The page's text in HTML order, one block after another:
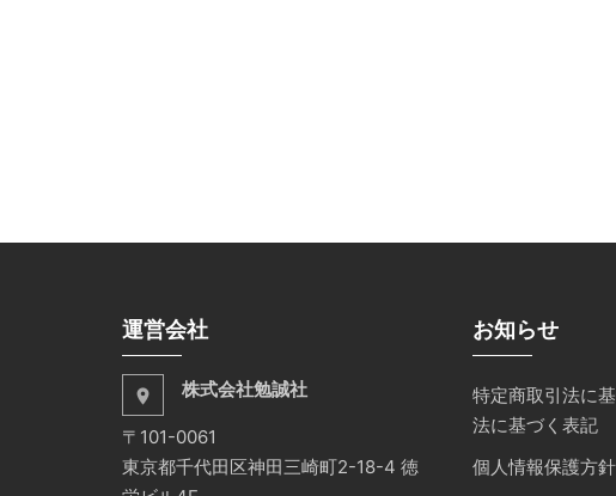
運営会社
place 株式会社勉誠社
〒101-0061
東京都千代田区神田三崎町2-18-4 徳
お知らせ
特定商取引法に
法に基づく表記
個人情報保護方針